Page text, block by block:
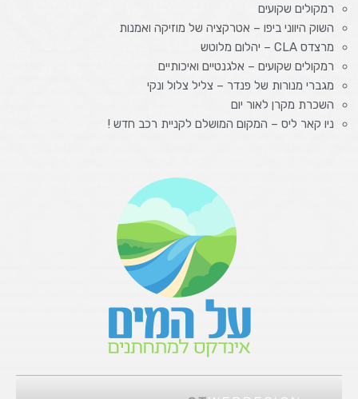
רמקולים שקועים
השוק היווני ביפו – אטרקציה של מוזיקה ואמנות
מרצדס CLA – יהלום מלוטש
רמקולים שקועים – אלגנטיים ואיכותיים
מגברי מנורות של פנדר – צליל צלול ונקי
השכרת מקרן לאור יום
ניו קאר ליס – המקום המושלם לקניית רכב חדש !